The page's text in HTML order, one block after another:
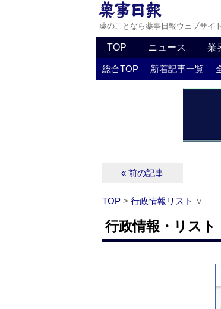
薬のことなら薬事日報ウェブサイト
TOP ニュース 業
総合TOP 新着記事一覧
« 前の記事
TOP > 行政情報リスト ∨
行政情報・リス